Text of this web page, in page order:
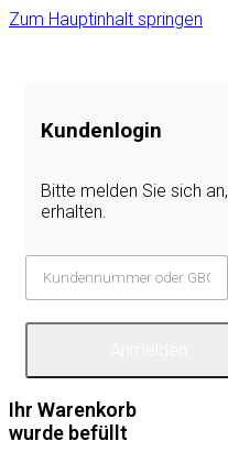
Zum Hauptinhalt springen
Kundenlogin
Bitte melden Sie sich
erhalten.
Ihr Warenkorb
wurde befüllt